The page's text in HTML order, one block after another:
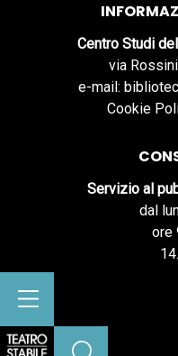
Centro Studi
via
e-mail:
Cookie
Servizio al
dal
ore